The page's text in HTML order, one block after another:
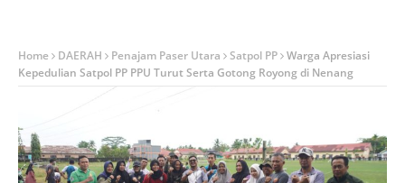
Home DAERAH Penajam Paser Utara Satpol PP Warga Apresiasi
Kepedulian Satpol PP PPU Turut Serta Gotong Royong di Nenang